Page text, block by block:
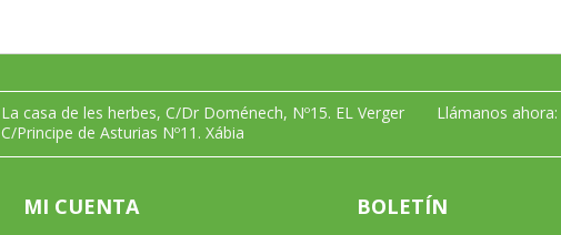
La casa de les herbes, C/Dr Doménech, Nº15. EL Verger
C/Principe de Asturias Nº11. Xábia
Llámanos ahora:
MI CUENTA BOLETÍN